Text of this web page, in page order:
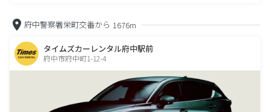
府中警察署栄町交番から 1676m
タイムズカーレンタル府中駅前
府中市府中町1-12-4